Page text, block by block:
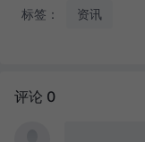
标签： 资讯
评论 0